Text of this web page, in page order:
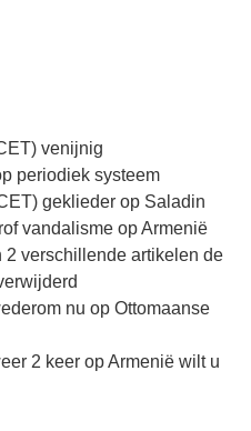
venijnig
periodiek systeem
geklieder op Saladin
vandalisme op Armenië
2 verschillende artikelen de
nu op Ottomaanse
2 keer op Armenië wilt u